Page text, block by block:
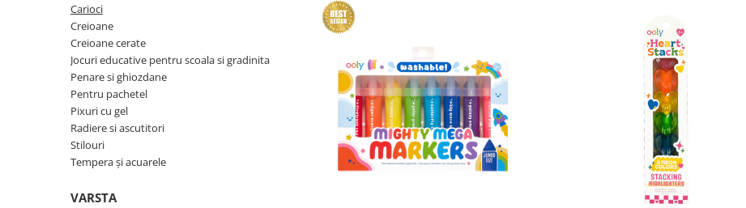
Jucarii dentitie
Jucarii Senzoriale
Teatru de papusi
Tempera și acuarele
Carioci
Creioane
Creioane cerate
Jocuri educative pentru scoala si gradinita
Penare si ghiozdane
Pentru pachetel
Pixuri cu gel
Radiere si ascutitori
Stilouri
Tempera și acuarele
VARSTA